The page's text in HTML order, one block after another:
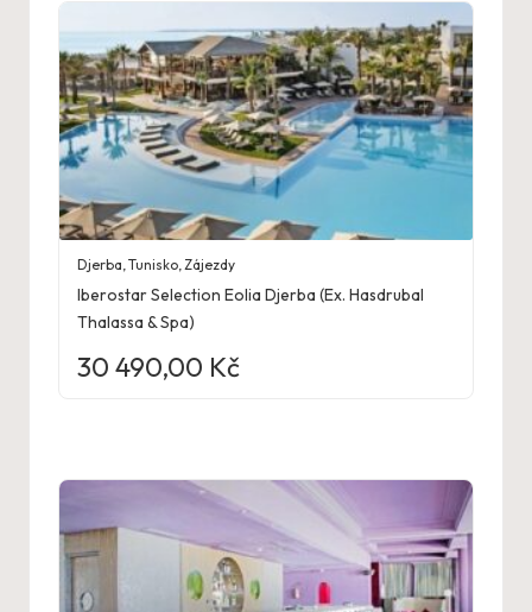
Djerba ,Tunisko Zájezdy
Iberostar Selection Eolia Djerba (Ex. Hasdrubal
Thalassa & Spa)
30 490,00 Kč